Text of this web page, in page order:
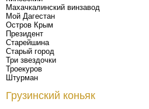
Махачкалинский винзавод
Мой Дагестан
Остров Крым
Президент
Старейшина
Старый город
Три звездочки
Троекуров
Штурман
Грузинский коньяк